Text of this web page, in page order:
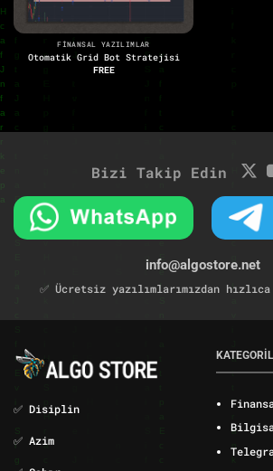
FINANSAL YAZILIMLAR
Otomatik Grid Bot Stratejisi
FREE
Bizi Takip Edin
info@algostore.net
✅ Ücretsiz yazılımlarımızdan
✅ Disiplin
✅ Azim